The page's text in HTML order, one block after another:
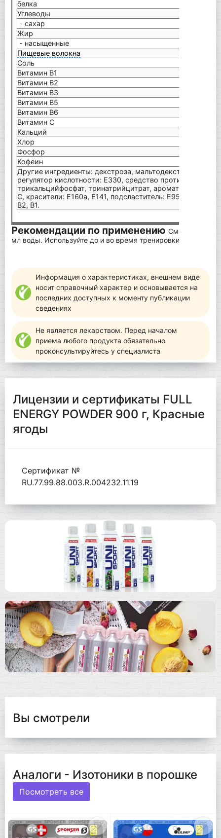
белка
Углеводы
- сахар
Жир
- насыщенные
Пищевые волокна
Соль
Витамин B1
Витамин B2
Витамин B3
Витамин B5
Витамин B6
Витамин C
Кальций
Хлор
Фосфор
Кофеин
Другие ингредиенты: декстроза, мальтодекстрин,
регулятор кислотности: E330, средство против
трикальцийфосфат, тринатрийцитрат, ароматизатор,
C, красители: E160a, E141, подсластитель: E955,
B2, B1.
Рекомендации по применению Смешайте 60
мл воды. Используйте до и во время тренировки.
Информация о характеристиках, внешнем виде
носит справочный характер и основывается на
последних доступных к моменту публикации
сведениях
Не является лекарством. Перед началом
приема любого продукта обязательно
проконсультируйтесь у специалиста
Лицензии и сертификаты FULL
ENERGY POWDER 900 г, Красные
ягоды
Сертификат №
RU.77.99.88.003.R.004232.11.19
Вы смотрели
Аналоги - Изотоники в порошке
Посмотреть все